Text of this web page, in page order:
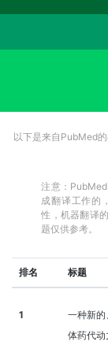
以下是来自PubMed
注意：
成翻译工作的
性，机器翻译
题仅供参考。
排名 标题
1
一种新
体药代动